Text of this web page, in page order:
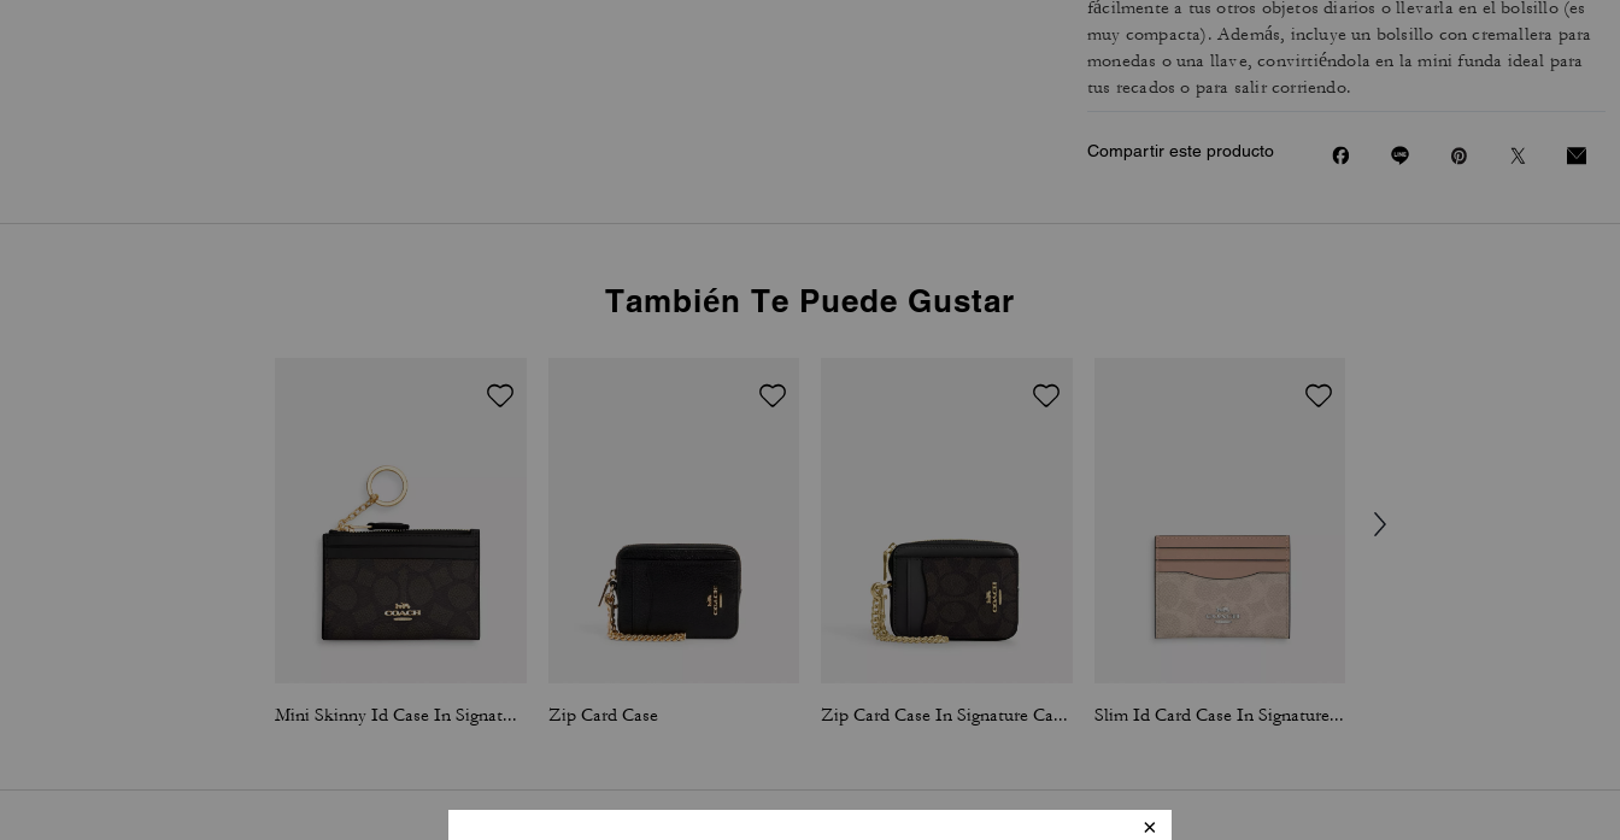
fácilmente a tus otros objetos diarios o llevarla en el bolsillo (es
muy compacta). Además, incluye un bolsillo con cremallera para
monedas o una llave, convirtiéndola en la mini funda ideal para
tus recados o para salir corriendo.
Compartir este producto
También Te Puede Gustar
Mini Skinny Id Case In Signature Canvas Zip Card Case Zip Card Case In Signature Canvas Slim Id Card Case In Signature Canvas